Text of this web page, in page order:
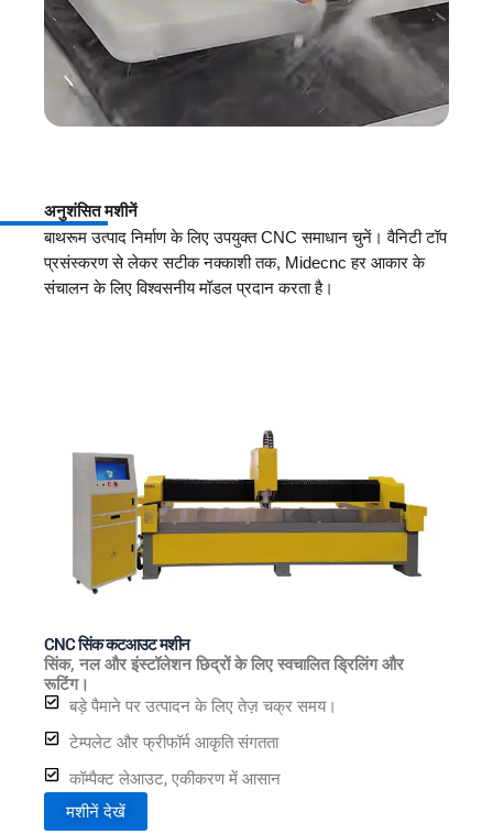
अनुशंसित मशीनें
बाथरूम उत्पाद निर्माण के लिए उपयुक्त CNC समाधान चुनें। वैनिटी टॉप
प्रसंस्करण से लेकर सटीक नक्काशी तक, Midecnc हर आकार के
संचालन के लिए विश्वसनीय मॉडल प्रदान करता है।
CNC सिंक कटआउट मशीन
सिंक, नल और इंस्टॉलेशन छिद्रों के लिए स्वचालित ड्रिलिंग और
रूटिंग।
बड़े पैमाने पर उत्पादन के लिए तेज़ चक्र समय।
टेम्पलेट और फ्रीफॉर्म आकृति संगतता
कॉम्पैक्ट लेआउट, एकीकरण में आसान
मशीनें देखें